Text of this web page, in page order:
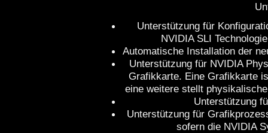
Unterstützung für
NVIDIA SLI
Automatische Installation der
Unterstützung für NVIDIA
Grafikkarte. Eine Grafikkarte
eine weitere stellt
Unterstützung
Unterstützung für
sofern die NVIDIA